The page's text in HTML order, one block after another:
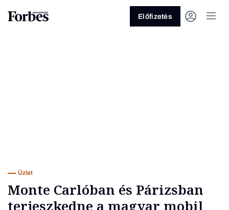
Előfizetés
Üzlet
Monte Carlóban és Párizsban
terjeszkedne a magyar mobil